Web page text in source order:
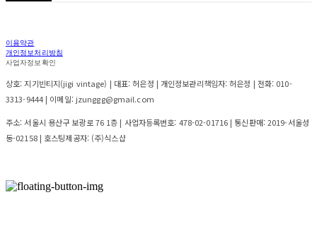
이용약관
개인정보처리방침
사업자정보확인
상호: 지기빈티지(jigi vintage) | 대표: 허은정 | 개인정보관리책임자: 허은정 | 전화: 010-
3313-9444 | 이메일: jzunggg@gmail.com
주소: 서울시 용산구 보광로 76 1층 | 사업자등록번호: 478-02-01716| 통신판매:2019-서울성
동-02158| 호스팅제공자: (주)식스샵